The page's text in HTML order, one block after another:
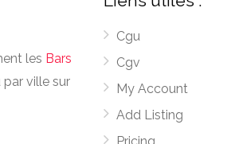
les Bars
ville sur
Cgu
Cgv
My Account
Add Listing